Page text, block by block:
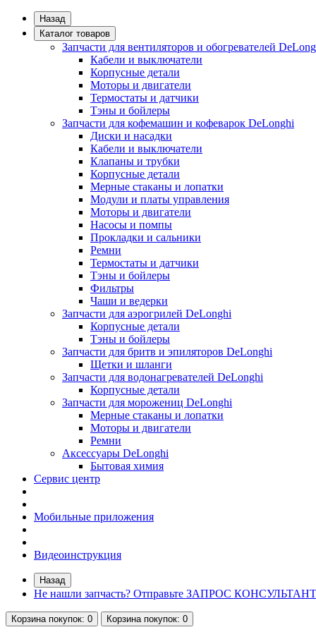
Назад
Каталог товаров
Запчасти для вентиляторов и обогревателей
Кабели и выключатели
Корпусные детали
Моторы и двигатели
Термостаты и датчики
Тэны и бойлеры
Запчасти для кофемашин и кофеварок DeLonghi
Диски и насадки
Кабели и выключатели
Клапаны и трубки
Корпусные детали
Мерные стаканы и лопатки
Модули и платы управления
Моторы и двигатели
Насосы и помпы
Прокладки и сальники
Ремни
Термостаты и датчики
Тэны и бойлеры
Фильтры
Чаши и ведерки
Запчасти для аэрогрилей DeLonghi
Корпусные детали
Тэны и бойлеры
Запчасти для бритв и эпиляторов DeLonghi
Щетки и шланги
Запчасти для водонагревателей DeLonghi
Корпусные детали
Запчасти для морожениц DeLonghi
Мерные стаканы и лопатки
Моторы и двигатели
Ремни
Аксессуары DeLonghi
Бытовая химия
Сервис центр
Мобильные приложения
Видеоинструкция
Назад
Не нашли запчасть? Отправьте ЗАПРОС
Корзинапокупок: 0 Корзинапокупок: 0